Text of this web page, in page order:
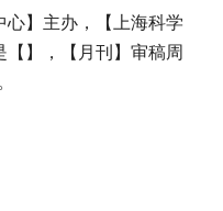
】主办，【上海科学
】，【月刊】审稿周